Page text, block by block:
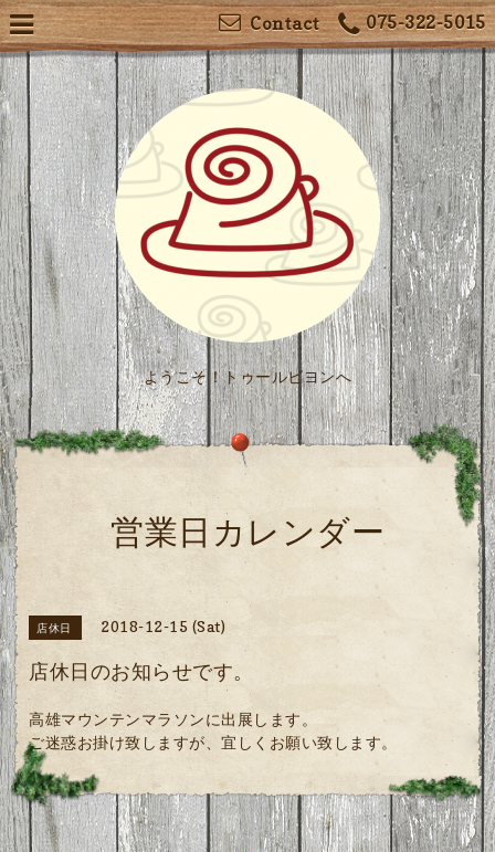
075-322-5015
Contact
ようこそ！トゥールビヨンへ
営業日カレンダー
店休日 2018-12-15 (Sat)
店休日のお知らせです。
高雄マウンテンマラソンに出展します。
ご迷惑お掛け致しますが、宜しくお願い致します。